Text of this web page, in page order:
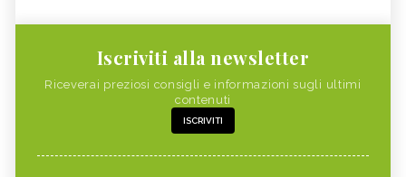
Iscriviti alla newsletter
Riceverai preziosi consigli e informazioni sugli ultimi
contenuti
ISCRIVITI